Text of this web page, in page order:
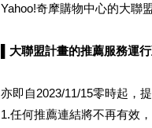
Yahoo!奇摩購物中心的大聯
▌大聯盟計畫的推薦服務運
亦即自2023/11/15零時起，
1.任何推薦連結將不再有效